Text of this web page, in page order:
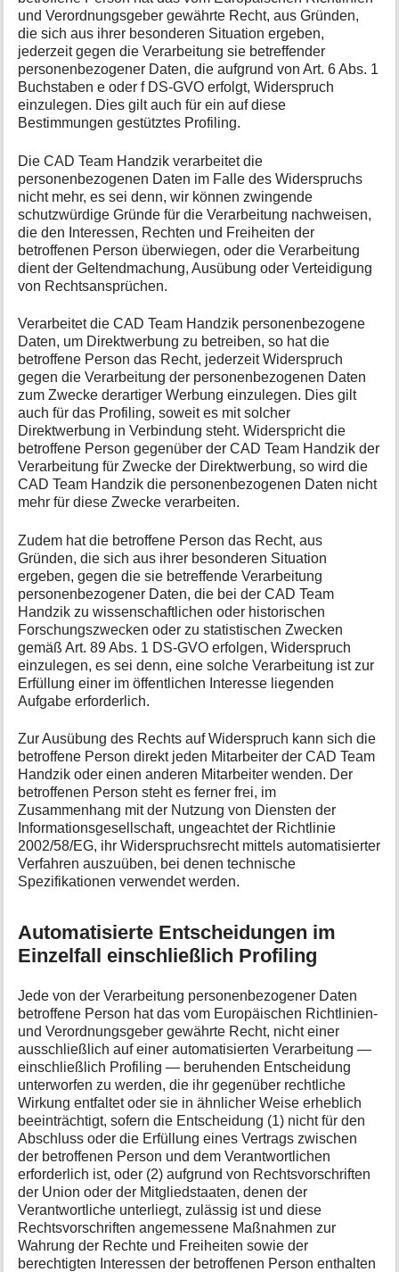
und Verordnungsgeber gewährte Recht, aus Gründen,
die sich aus ihrer besonderen Situation ergeben,
jederzeit gegen die Verarbeitung sie betreffender
personenbezogener Daten, die aufgrund von Art. 6 Abs. 1
Buchstaben e oder f DS-GVO erfolgt, Widerspruch
einzulegen. Dies gilt auch für ein auf diese
Bestimmungen gestütztes Profiling.
Die CAD Team Handzik verarbeitet die
personenbezogenen Daten im Falle des Widerspruchs
nicht mehr, es sei denn, wir können zwingende
schutzwürdige Gründe für die Verarbeitung nachweisen,
die den Interessen, Rechten und Freiheiten der
betroffenen Person überwiegen, oder die Verarbeitung
dient der Geltendmachung, Ausübung oder Verteidigung
von Rechtsansprüchen.
Verarbeitet die CAD Team Handzik personenbezogene
Daten, um Direktwerbung zu betreiben, so hat die
betroffene Person das Recht, jederzeit Widerspruch
gegen die Verarbeitung der personenbezogenen Daten
zum Zwecke derartiger Werbung einzulegen. Dies gilt
auch für das Profiling, soweit es mit solcher
Direktwerbung in Verbindung steht. Widerspricht die
betroffene Person gegenüber der CAD Team Handzik der
Verarbeitung für Zwecke der Direktwerbung, so wird die
CAD Team Handzik die personenbezogenen Daten nicht
mehr für diese Zwecke verarbeiten.
Zudem hat die betroffene Person das Recht, aus
Gründen, die sich aus ihrer besonderen Situation
ergeben, gegen die sie betreffende Verarbeitung
personenbezogener Daten, die bei der CAD Team
Handzik zu wissenschaftlichen oder historischen
Forschungszwecken oder zu statistischen Zwecken
gemäß Art. 89 Abs. 1 DS-GVO erfolgen, Widerspruch
einzulegen, es sei denn, eine solche Verarbeitung ist zur
Erfüllung einer im öffentlichen Interesse liegenden
Aufgabe erforderlich.
Zur Ausübung des Rechts auf Widerspruch kann sich die
betroffene Person direkt jeden Mitarbeiter der CAD Team
Handzik oder einen anderen Mitarbeiter wenden. Der
betroffenen Person steht es ferner frei, im
Zusammenhang mit der Nutzung von Diensten der
Informationsgesellschaft, ungeachtet der Richtlinie
2002/58/EG, ihr Widerspruchsrecht mittels automatisierter
Verfahren auszuüben, bei denen technische
Spezifikationen verwendet werden.
Automatisierte Entscheidungen im
Einzelfall einschließlich Profiling
Jede von der Verarbeitung personenbezogener Daten
betroffene Person hat das vom Europäischen Richtlinien-
und Verordnungsgeber gewährte Recht, nicht einer
ausschließlich auf einer automatisierten Verarbeitung —
einschließlich Profiling — beruhenden Entscheidung
unterworfen zu werden, die ihr gegenüber rechtliche
Wirkung entfaltet oder sie in ähnlicher Weise erheblich
beeinträchtigt, sofern die Entscheidung (1) nicht für den
Abschluss oder die Erfüllung eines Vertrags zwischen
der betroffenen Person und dem Verantwortlichen
erforderlich ist, oder (2) aufgrund von Rechtsvorschriften
der Union oder der Mitgliedstaaten, denen der
Verantwortliche unterliegt, zulässig ist und diese
Rechtsvorschriften angemessene Maßnahmen zur
Wahrung der Rechte und Freiheiten sowie der
berechtigten Interessen der betroffenen Person enthalten